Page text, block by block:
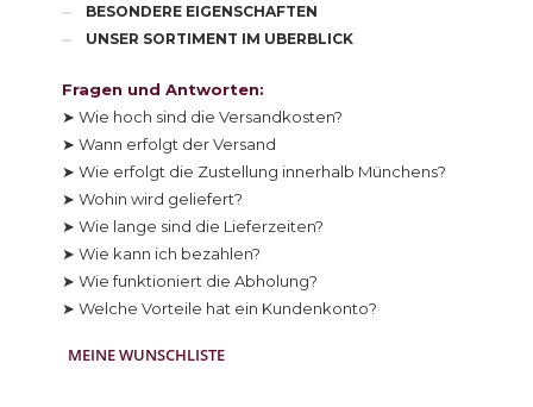
BESONDERE EIGENSCHAFTEN
UNSER SORTIMENT IM UBERBLICK
Fragen und Antworten:
➤ Wie hoch sind die Versandkosten?
➤ Wann erfolgt der Versand
➤ Wie erfolgt die Zustellung innerhalb Münchens?
➤ Wohin wird geliefert?
➤ Wie lange sind die Lieferzeiten?
➤ Wie kann ich bezahlen?
➤ Wie funktioniert die Abholung?
➤ Welche Vorteile hat ein Kundenkonto?
MEINE WUNSCHLISTE